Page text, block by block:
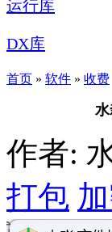
运行库
DX库
首页 » 软件 » 收费
作者:
打包